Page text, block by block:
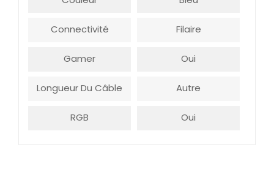
Connectivité Filaire
Gamer Oui
Longueur Du Câble Autre
RGB Oui